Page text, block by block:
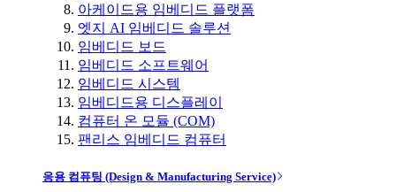
아케이드용 임베디드 플랫폼
엣지 AI 임베디드 솔루션
임베디드 보드
임베디드 소프트웨어
임베디드 시스템
임베디드용 디스플레이
컴퓨터 온 모듈 (COM)
팬리스 임베디드 컴퓨터
응용 컴퓨팅 (Design & Manufacturing Service)